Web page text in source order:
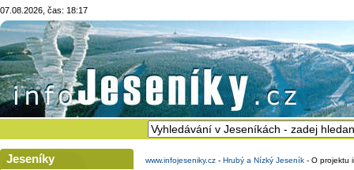
07.08.2026, čas: 18:17
Jeseníky www.infojeseniky.cz - Hrubý a Nízký Jeseník - O projektu